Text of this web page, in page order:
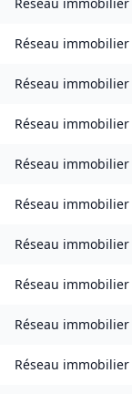
Réseau immobilier
Réseau immobilier
Réseau immobilier
Réseau immobilier
Réseau immobilier
Réseau immobilier
Réseau immobilier
Réseau immobilier
Réseau immobilier
Réseau immobilier